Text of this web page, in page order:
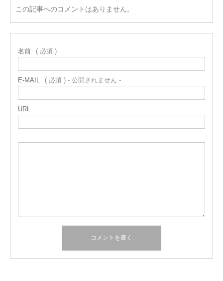
この記事へのコメントはありません。
名前 ( 必須 )
E-MAIL ( 必須 ) - 公開されません -
URL